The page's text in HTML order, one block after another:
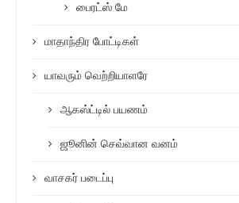
பைரட்ஸ் மே
மாதாந்திர போட்டிகள்
யாவரும் வெற்றியாளரே
ஆகஸ்ட்டில் பயணம்
ஜூனின் செவ்வான வனம்
வாசகர் படைப்பு